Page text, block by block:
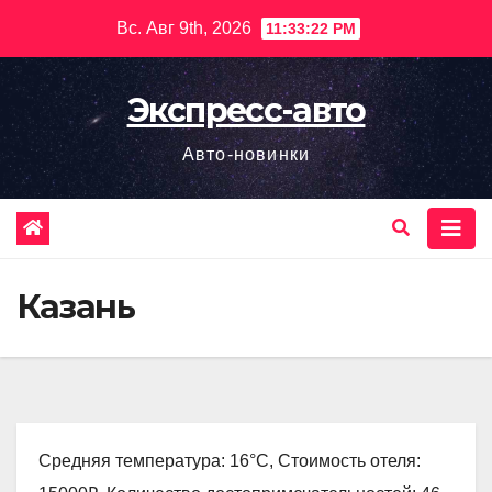
содержимому
Вс. Авг 9th, 2026 11:33:23 PM
Экспресс-авто
Авто-новинки
Казань
Средняя температура: 16°C, Стоимость отеля: